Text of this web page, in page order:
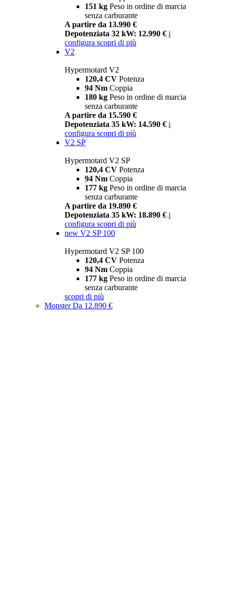
151 kg Peso in ordine di marcia
senza carburante
A partire da 13.990 €
Depotenziata 32 kW: 12.990 € i
configura scopri di più
V2
Hypermotard V2
120,4 CV Potenza
94 Nm Coppia
180 kg Peso in ordine di marcia
senza carburante
A partire da 15.590 €
Depotenziata 35 kW: 14.590 € i
configura scopri di più
V2 SP
Hypermotard V2 SP
120,4 CV Potenza
94 Nm Coppia
177 kg Peso in ordine di marcia
senza carburante
A partire da 19.890 €
Depotenziata 35 kW: 18.890 € i
configura scopri di più
new V2 SP 100
Hypermotard V2 SP 100
120,4 CV Potenza
94 Nm Coppia
177 kg Peso in ordine di marcia
senza carburante
scopri di più
MonsterDa 12.890 €